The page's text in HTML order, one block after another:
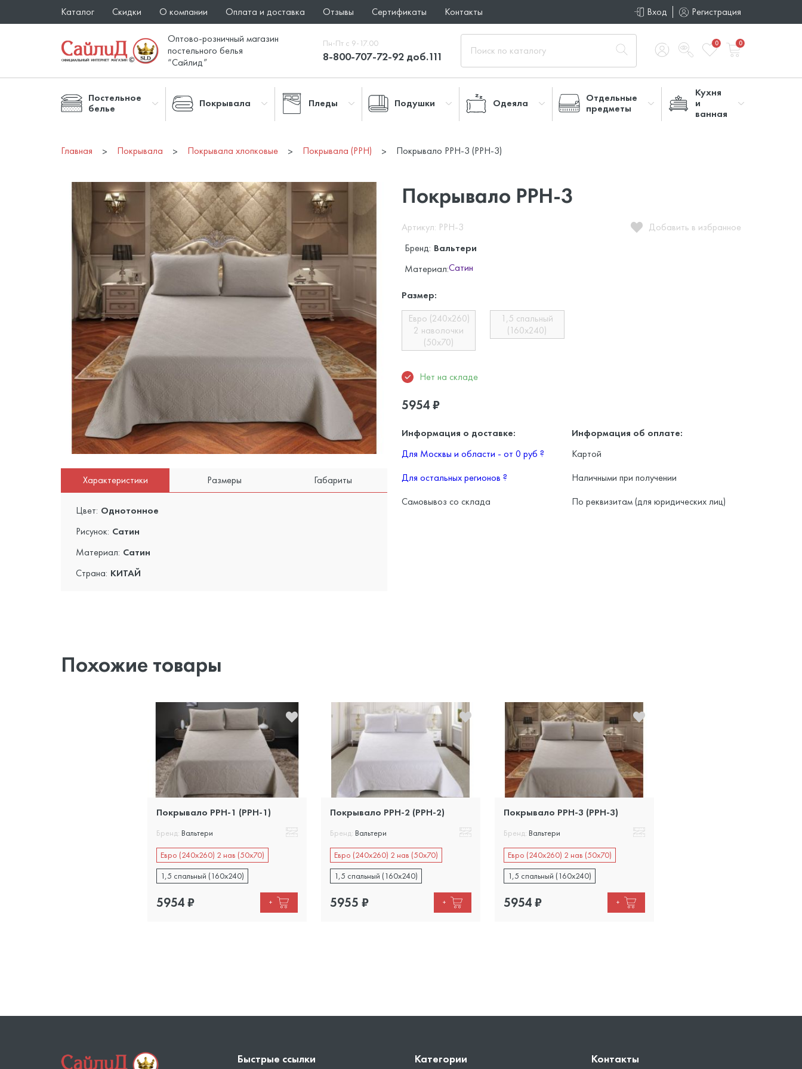
Каталог Скидки О компании Оплата и доставка Отзывы Сертификаты Контакты Вход Регистрация
Оптово-розничный магазин
постельного белья
“Сайлид”
Пн-Пт с 9-17.00
8-800-707-72-92 доб.111
0 0
Постельное
белье
Покрывала Пледы Подушки Одеяла
Отдельные
предметы
Кухня
и
ванная
Главная Покрывала Покрывала хлопковые Покрывала (PPH) Покрывало PPH-3 (PPH-3)
Характеристики Размеры Габариты
Цвет: Однотонное
Рисунок: Сатин
Материал: Сатин
Страна: КИТАЙ
Покрывало PPH-3
Артикул: PPH-3
Добавить в избранное
Бренд: Вальтери
Материал:Сатин
Размер:
Евро (240х260)
2 наволочки
(50х70)
1,5 спальный
(160х240)
Нет на складе
5954₽
Информация о доставке:
Для Москвы и области - от 0 руб?
Для остальных регионов?
Самовывоз со склада
Информация об оплате:
Картой
Наличными при получении
По реквизитам (для юридических лиц)
Похожие товары
Покрывало PPH-1 (PPH-1)
Бренд: Вальтери
Евро (240х260) 2 нав (50х70)
1,5 спальный (160х240)
5954₽ +
Покрывало PPH-2 (PPH-2)
Бренд: Вальтери
Евро (240х260) 2 нав (50х70)
1,5 спальный (160х240)
5955 ₽ +
Покрывало PPH-3 (PPH-3)
Бренд: Вальтери
Евро (240х260) 2 нав (50х70)
1,5 спальный (160х240)
5954₽ +
Быстрые ссылки Категории Контакты